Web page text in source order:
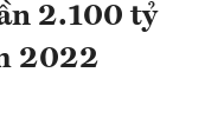
2.100 tỷ
2022